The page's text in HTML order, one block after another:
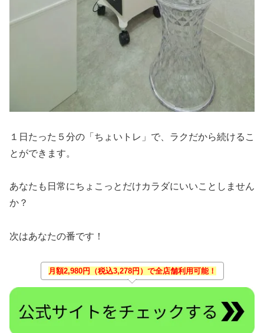
１日たった５分の「ちょいトレ」で、ラクだから続けるこ
とができます。
あなたも日常にちょこっとだけカラダにいいことしません
か？
次はあなたの番です！
月額2,980円（税込3,278円）で全店舗利用可能！